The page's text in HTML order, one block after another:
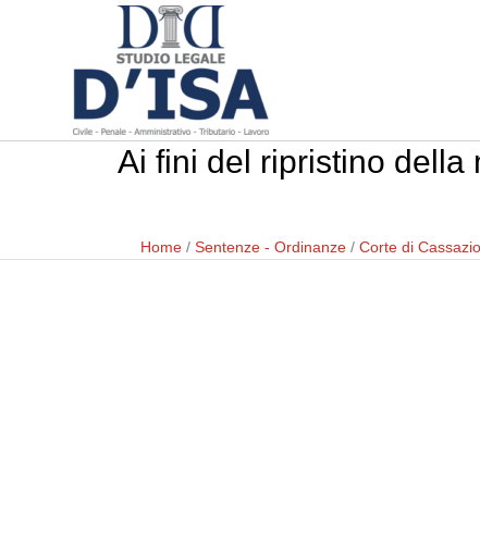
Ai fini del ripristino della
Home / Sentenze - Ordinanze / Corte di